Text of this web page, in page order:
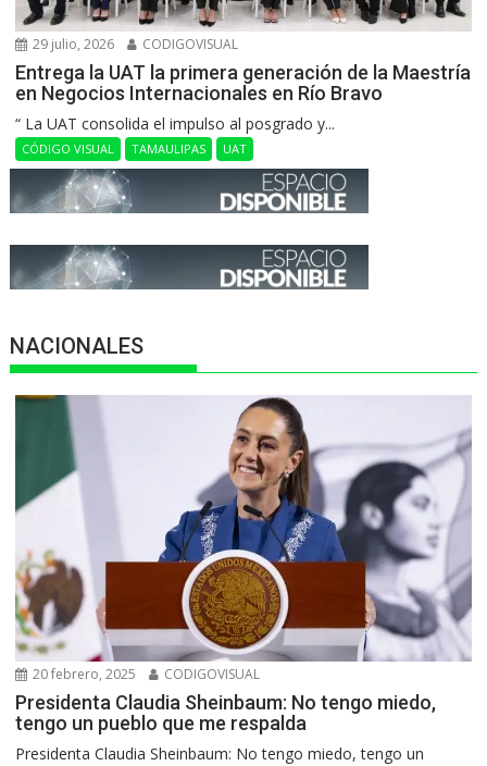
29 julio, 2026 CODIGOVISUAL
Entrega la UAT la primera generación de la Maestría
en Negocios Internacionales en Río Bravo
“ La UAT consolida el impulso al posgrado y...
CÓDIGO VISUAL TAMAULIPAS UAT
NACIONALES
20 febrero, 2025 CODIGOVISUAL
Presidenta Claudia Sheinbaum: No tengo miedo,
tengo un pueblo que me respalda
Presidenta Claudia Sheinbaum: No tengo miedo, tengo un